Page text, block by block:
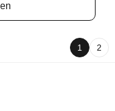
1 2